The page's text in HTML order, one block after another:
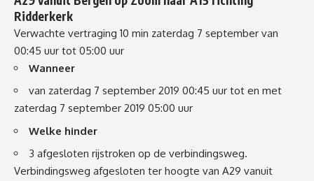
Ridderkerk
Verwachte vertraging 10 min zaterdag 7 september van
00:45 uur tot 05:00 uur
Wanneer
van zaterdag 7 september 2019 00:45 uur tot en met
zaterdag 7 september 2019 05:00 uur
Welke hinder
3 afgesloten rijstroken op de verbindingsweg.
Verbindingsweg afgesloten ter hoogte van A29 vanuit